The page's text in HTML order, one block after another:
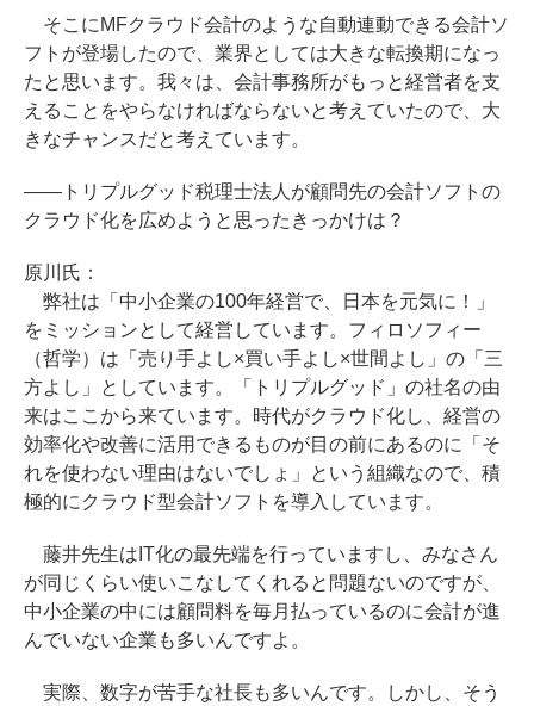
そこにMFクラウド会計のような自動連動できる会計ソ
フトが登場したので、業界としては大きな転換期になっ
たと思います。我々は、会計事務所がもっと経営者を支
えることをやらなければならないと考えていたので、大
きなチャンスだと考えています。
――トリプルグッド税理士法人が顧問先の会計ソフトの
クラウド化を広めようと思ったきっかけは？
原川氏：
弊社は「中小企業の100年経営で、日本を元気に！」
をミッションとして経営しています。フィロソフィー
（哲学）は「売り手よし×買い手よし×世間よし」の「三
方よし」としています。「トリプルグッド」の社名の由
来はここから来ています。時代がクラウド化し、経営の
効率化や改善に活用できるものが目の前にあるのに「そ
れを使わない理由はないでしょ」という組織なので、積
極的にクラウド型会計ソフトを導入しています。
藤井先生はIT化の最先端を行っていますし、みなさん
が同じくらい使いこなしてくれると問題ないのですが、
中小企業の中には顧問料を毎月払っているのに会計が進
んでいない企業も多いんですよ。
実際、数字が苦手な社長も多いんです。しかし、そう